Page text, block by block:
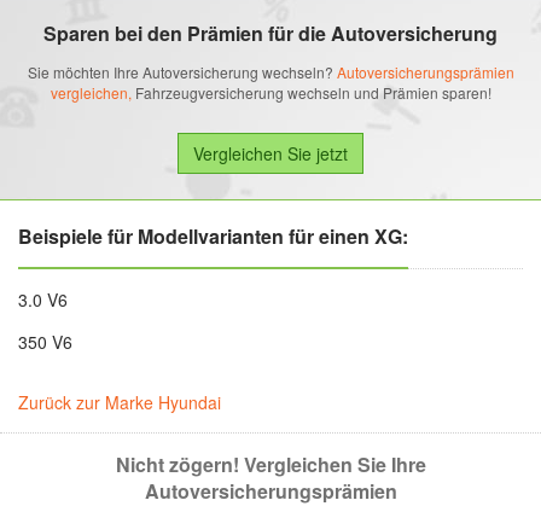
Sparen bei den Prämien für die Autoversicherung
Sie möchten Ihre Autoversicherung wechseln? Autoversicherungsprämien
vergleichen, Fahrzeugversicherung wechseln und Prämien sparen!
Beispiele für Modellvarianten für einen XG:
3.0 V6
350 V6
Zurück zur Marke Hyundai
Nicht zögern! Vergleichen Sie Ihre
Autoversicherungsprämien